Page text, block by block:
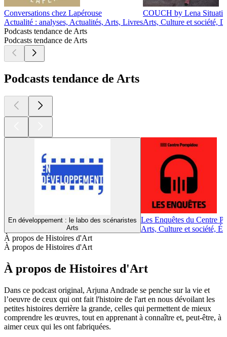
Conversations chez Lapérouse
Actualité : analyses, Actualités, Arts, Livres
COUCH by Lena
Arts, Culture et société,
Podcasts tendance de Arts
Podcasts tendance de Arts
Podcasts tendance de Arts
En développement : le labo des scénaristes
Arts
Les Enquêtes du Centre
Arts, Culture et société,
À propos de Histoires d'Art
À propos de Histoires d'Art
À propos de Histoires d'Art
Dans ce podcast original, Arjuna Andrade se penche sur la vie et
l’oeuvre de ceux qui ont fait l'histoire de l'art en nous dévoilant les
petites histoires derrière la grande, celles qui permettent de mieux
comprendre les œuvres, tout en apprenant à connaître et, peut-être, à
aimer ceux qui les ont fabriquées.